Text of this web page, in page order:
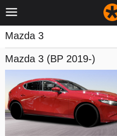
Mazda 3
Mazda 3 (BP 2019-)